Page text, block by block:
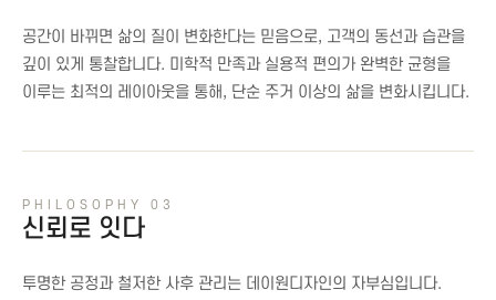
공간이 바뀌면 삶의 질이 변화한다는 믿음으로, 고객의 동선과 습관을
깊이 있게 통찰합니다. 미학적 만족과 실용적 편의가 완벽한 균형을
이루는 최적의 레이아웃을 통해, 단순 주거 이상의 삶을 변화시킵니다.
PHILOSOPHY 03
신뢰로 잇다
투명한 공정과 철저한 사후 관리는 데이원디자인의 자부심입니다.